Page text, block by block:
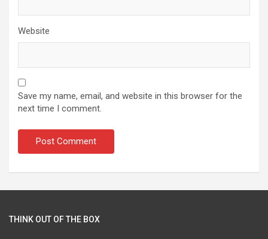
Website
Save my name, email, and website in this browser for the
next time I comment.
THINK OUT OF THE BOX